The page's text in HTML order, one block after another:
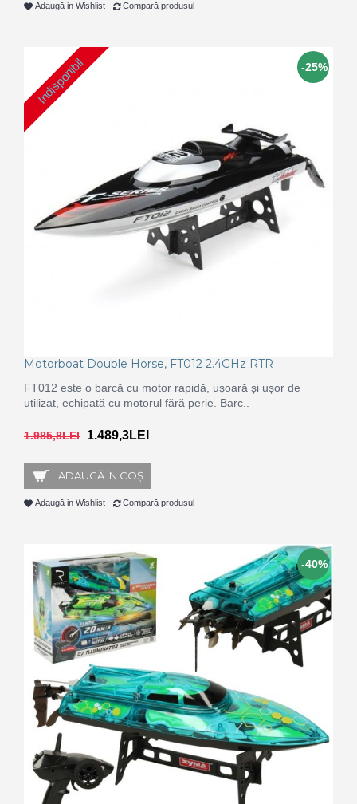
Adaugă in Wishlist Compară produsul
-25%
Indisponibil
Motorboat Double Horse, FT012 2.4GHz RTR
FT012 este o barcă cu motor rapidă, ușoară și ușor de
utilizat, echipată cu motorul fără perie. Barc..
1.985,8LEI 1.489,3LEI
ADAUGĂ ÎN COŞ
Adaugă in Wishlist Compară produsul
-40%